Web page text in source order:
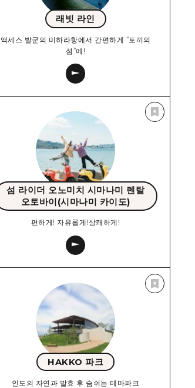
래빗 라인
액세스 발군의 미하라항에서 간편하게 “토끼의
섬”에!
섬 라이더 오노미치 시마나미 렌탈
오토바이(시마나미 카이도)
편하게! 자유롭게!상쾌하게!
HAKKO 파크
인도의 자연과 발효 후 숨쉬는 테마파크